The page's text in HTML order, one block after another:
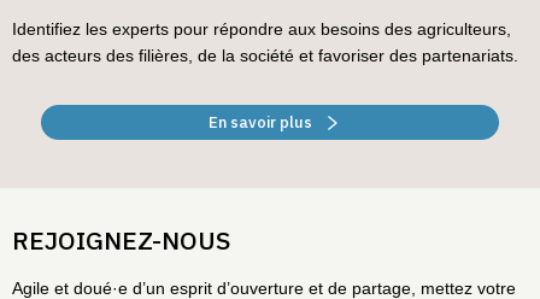
Identifiez les experts pour répondre aux besoins des agriculteurs,
des acteurs des filières, de la société et favoriser des partenariats.
En savoir plus
REJOIGNEZ-NOUS
Agile et doué·e d’un esprit d’ouverture et de partage, mettez votre